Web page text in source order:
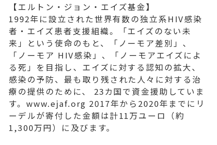
【エルトン・ジョン・エイズ基金】
1992年に設立された世界有数の独立系HIV感染
者・エイズ患者支援組織。「エイズのない未
来」という使命のもと、「ノーモア差別」、
「ノーモア HIV感染」、「ノーモアエイズによ
る死」を目指し、エイズに対する認知の拡大、
感染の予防、最も取り残された人々に対する治
療の提供のために、 23カ国で資金援助していま
す。www.ejaf.org 2017年から2020年までにリ
ーデルが寄付した金額は計11万ユーロ（約
1,300万円）に及びます。